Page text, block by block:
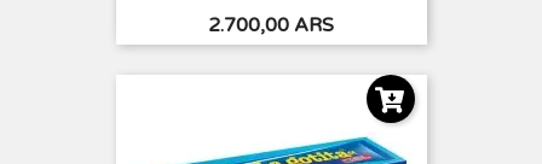
Precio
2.700,00 ARS